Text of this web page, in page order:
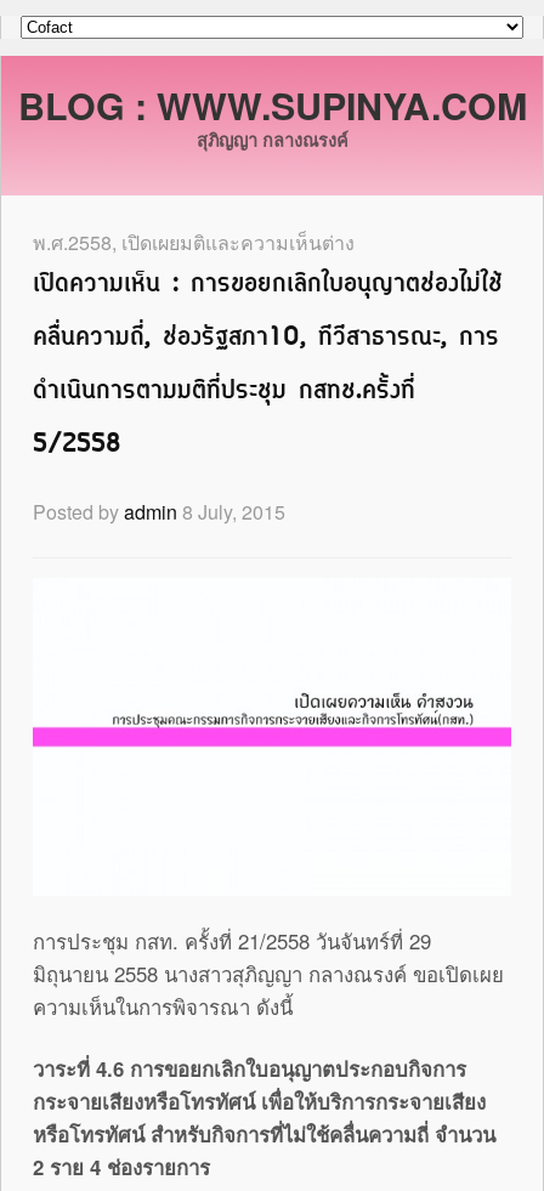
BLOG : WWW.SUPINYA.COM
สุภิญญา กลางณรงค์
พ.ศ.2558, เปิดเผยมติและความเห็นต่าง
เปิดความเห็น : การขอยกเลิกใบอนุญาตช่องไม่ใช้
คลื่นความถี่, ช่องรัฐสภา10, ทีวีสาธารณะ, การ
ดำเนินการตามมติที่ประชุม กสทช.ครั้งที่
5/2558
Posted byadmin 8 July, 2015
การประชุม กสท. ครั้งที่ 21/2558 วันจันทร์ที่ 29
มิถุนายน 2558 นางสาวสุภิญญา กลางณรงค์ ขอเปิดเผย
ความเห็นในการพิจารณา ดังนี้
วาระที่ 4.6 การขอยกเลิกใบอนุญาตประกอบกิจการ
กระจายเสียงหรือโทรทัศน์ เพื่อให้บริการกระจายเสียง
หรือโทรทัศน์ สำหรับกิจการที่ไม่ใช้คลื่นความถี่ จำนวน
2 ราย 4 ช่องรายการ